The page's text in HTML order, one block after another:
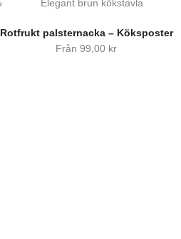
Rotfrukt palsternacka – Köksposter
Från 99,00 kr